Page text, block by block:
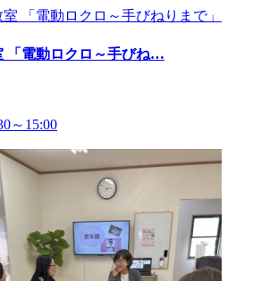
「電動ロクロ～手びね…
～15:00